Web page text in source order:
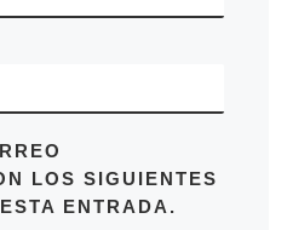
LOS SIGUIENTES
ENTRADA.